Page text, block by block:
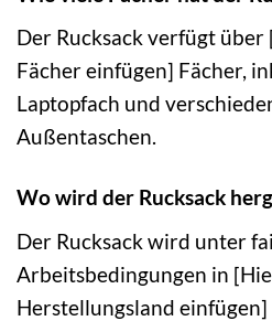
Der Rucksack verfügt
Fächer einfügen] Fächer,
Laptopfach und
Außentaschen.
Wo wird der Rucksack
Der Rucksack wird unter
Arbeitsbedingungen in
Herstellungsland